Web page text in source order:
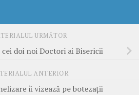
URMĂTOR
cei doi noi Doctori ai Bisericii
ANTERIOR
îi vizează pe botezaţii